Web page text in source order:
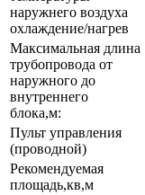
наружнего воздуха
охлаждение/нагрев
Максимальная длина
трубопровода от
наружного до
внутреннего
блока,м:
Пульт управления
(проводной)
Рекомендуемая
площадь,кв,м